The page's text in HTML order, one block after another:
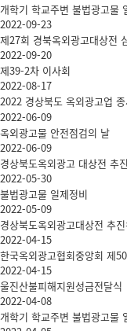
개학기 학교주변 불법광고물
2022-09-23
제27회 경북옥외광고대상전
2022-09-20
제39-2차 이사회
2022-08-17
2022 경상북도 옥외광고업
2022-06-09
옥외광고물 안전점검의 날
2022-06-09
경상북도옥외광고 대상전 추
2022-05-30
불법광고물 일제정비
2022-05-09
경상북도옥외광고대상전 추
2022-04-15
한국옥외광고협회중앙회 제
2022-04-15
울진산불피해지원성금전달식
2022-04-08
개학기 학교주변 불법광고물